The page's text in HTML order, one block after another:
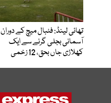
تھائی لینڈ: فٹبال میچ کے دوران
آسمانی بجلی گرنے سے ایک
کھلاڑی جاں بحق، 12 زخمی